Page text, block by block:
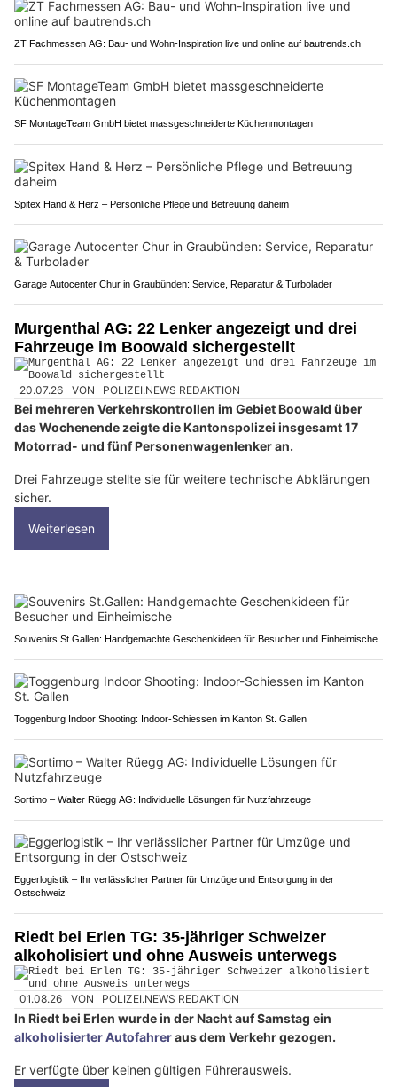
ZT Fachmessen AG: Bau- und Wohn-Inspiration live und online auf bautrends.ch
SF MontageTeam GmbH bietet massgeschneiderte Küchenmontagen
Spitex Hand & Herz – Persönliche Pflege und Betreuung daheim
Garage Autocenter Chur in Graubünden: Service, Reparatur & Turbolader
Murgenthal AG: 22 Lenker angezeigt und drei
Fahrzeuge im Boowald sichergestellt
20.07.26 VON POLIZEI.NEWS REDAKTION
Bei mehreren Verkehrskontrollen im Gebiet Boowald über
das Wochenende zeigte die Kantonspolizei insgesamt 17
Motorrad- und fünf Personenwagenlenker an.
Drei Fahrzeuge stellte sie für weitere technische Abklärungen
sicher.
Weiterlesen
Souvenirs St.Gallen: Handgemachte Geschenkideen für Besucher und Einheimische
Toggenburg Indoor Shooting: Indoor-Schiessen im Kanton St. Gallen
Sortimo – Walter Rüegg AG: Individuelle Lösungen für Nutzfahrzeuge
Eggerlogistik – Ihr verlässlicher Partner für Umzüge und Entsorgung in der
Ostschweiz
Riedt bei Erlen TG: 35-jähriger Schweizer
alkoholisiert und ohne Ausweis unterwegs
01.08.26 VON POLIZEI.NEWS REDAKTION
In Riedt bei Erlen wurde in der Nacht auf Samstag ein
alkoholisierter Autofahreraus dem Verkehr gezogen.
Er verfügte über keinen gültigen Führerausweis.